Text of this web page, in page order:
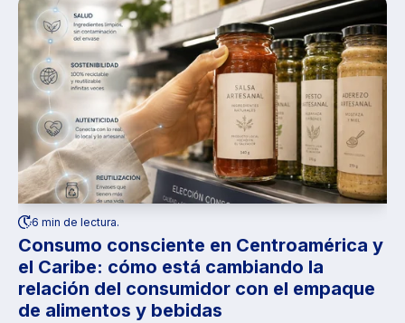
6 min de lectura.
Consumo consciente en Centroamérica y
el Caribe: cómo está cambiando la
relación del consumidor con el empaque
de alimentos y bebidas